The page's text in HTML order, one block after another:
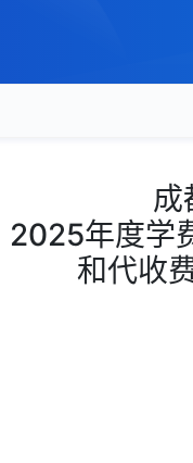
成
2025年度学
和代收